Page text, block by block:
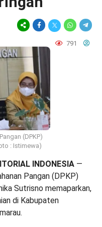
791
(DPKP)
: Istimewa)
INDONESIA —
Pangan (DPKP)
Sutrisno memaparkan,
di Kabupaten